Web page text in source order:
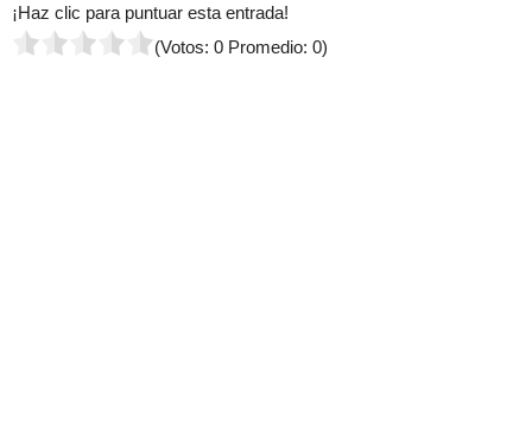
¡Haz clic para puntuar esta entrada!
(Votos: 0 Promedio: 0)